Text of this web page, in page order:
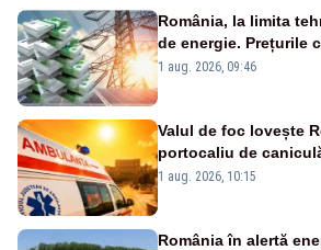
România, la limita
de energie. Prețurile
Analiză Realitatea Plus
1 aug. 2026, 09:46
Valul de foc lovește
portocaliu de
duminică.
1 aug. 2026, 10:15
România în alertă